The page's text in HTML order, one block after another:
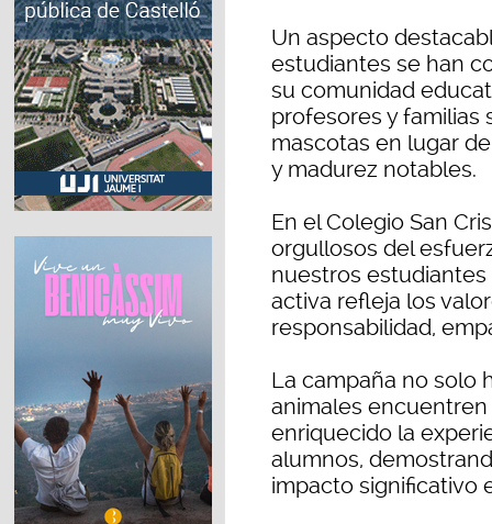
Un aspecto
estudiantes se han
su comunidad
profesores y familias
mascotas en lugar
y madurez notables.
En el Colegio San
orgullosos del
nuestros
activa refleja los
responsabilidad,
La campaña no solo
animales
enriquecido la
alumnos,
impacto significativo